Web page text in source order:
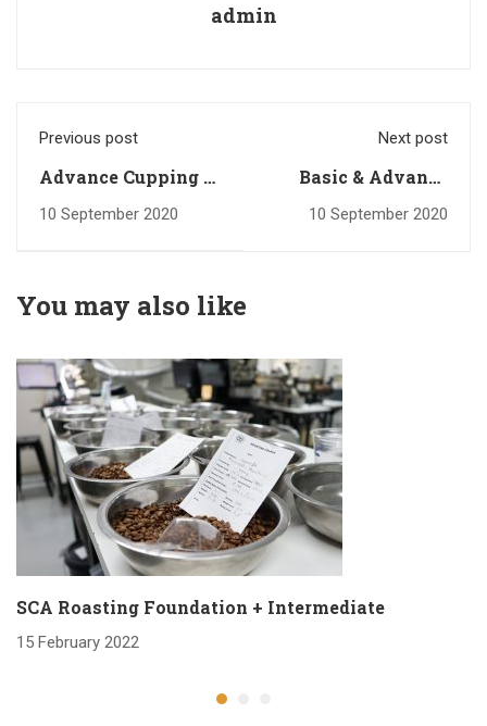
admin
Previous post
Advance Cupping &
Sensory 28-29
August 2020
10 September 2020
Next post
Basic & Advance
Brewing 28-29
August 2020
10 September 2020
You may also like
SCA Roasting Foundation + Intermediate
15 February 2022